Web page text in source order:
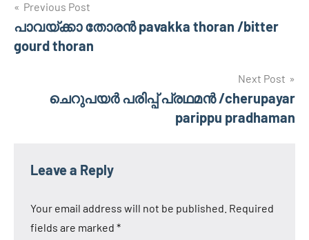
Post
navigation
Previous Post
പാവയ്ക്കാ തോരന്‍ pavakka thoran /bitter
gourd thoran
Next Post
ചെറുപയര്‍ പരിപ്പ് പ്രഥമന്‍ /cherupayar
parippu pradhaman
Leave a Reply
Your email address will not be published. Required
fields are marked *